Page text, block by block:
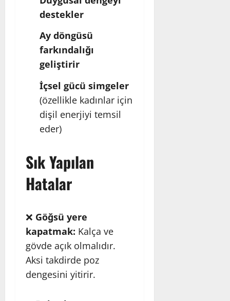
destekler
Ay döngüsü
farkındalığı
geliştirir
İçsel gücü simgeler
(özellikle kadınlar için
dişil enerjiyi temsil
eder)
Sık Yapılan
Hatalar
❌ Göğsü yere
kapatmak: Kalça ve
gövde açık olmalıdır.
Aksi takdirde poz
dengesini yitirir.